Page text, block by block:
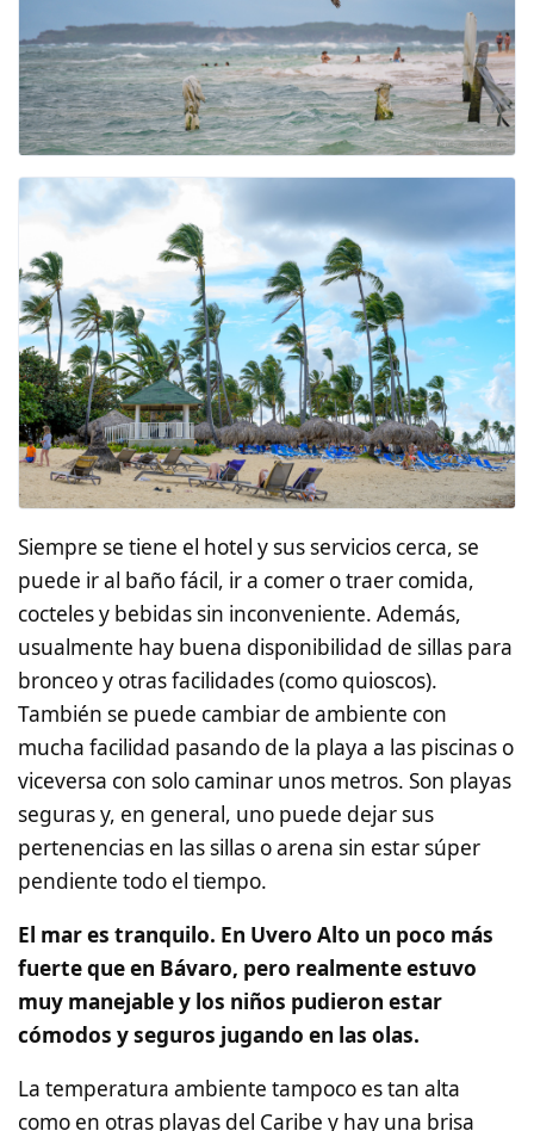
Siempre se tiene el hotel y sus servicios cerca, se
puede ir al baño fácil, ir a comer o traer comida,
cocteles y bebidas sin inconveniente. Además,
usualmente hay buena disponibilidad de sillas para
bronceo y otras facilidades (como quioscos).
También se puede cambiar de ambiente con
mucha facilidad pasando de la playa a las piscinas o
viceversa con solo caminar unos metros. Son playas
seguras y, en general, uno puede dejar sus
pertenencias en las sillas o arena sin estar súper
pendiente todo el tiempo.
El mar es tranquilo. En Uvero Alto un poco más
fuerte que en Bávaro, pero realmente estuvo
muy manejable y los niños pudieron estar
cómodos y seguros jugando en las olas.
La temperatura ambiente tampoco es tan alta
como en otras playas del Caribe y hay una brisa